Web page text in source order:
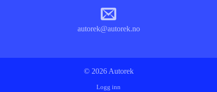
autorek@autorek.no
© 2026 Autorek
Logg inn